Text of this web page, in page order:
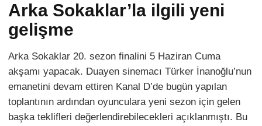
Arka Sokaklar’la ilgili yeni
gelişme
Arka Sokaklar 20. sezon finalini 5 Haziran Cuma
akşamı yapacak. Duayen sinemacı Türker İnanoğlu’nun
emanetini devam ettiren Kanal D’de bugün yapılan
toplantının ardından oyunculara yeni sezon için gelen
başka teklifleri değerlendirebilecekleri açıklanmıştı. Bu